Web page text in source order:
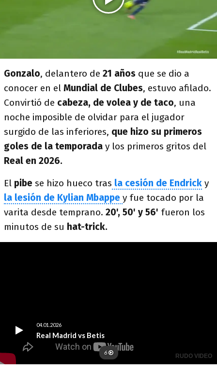
Gonzalo, delantero de 21 años que se dio a
conocer en el Mundial de Clubes, estuvo afilado.
Convirtió de cabeza, de volea y de taco, una
noche imposible de olvidar para el jugador
surgido de las inferiores, que hizo su primeros
goles de la temporada y los primeros gritos del
Real en 2026.
El pibe se hizo hueco tras la cesión de Endrick y
la lesión de Kylian Mbappe y fue tocado por la
varita desde temprano. 20', 50' y 56' fueron los
minutos de su hat-trick.